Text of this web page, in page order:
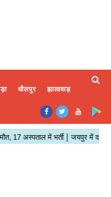
धौलपुर
झालावाड़